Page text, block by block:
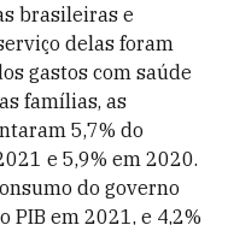
brasileiras e
delas foram
gastos com saúde
famílias, as
5,7% do
e 5,9% em 2020.
do governo
PIB em 2021, e 4,2%